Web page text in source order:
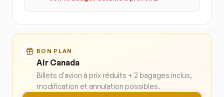
BON PLAN
Air Canada
Billets d'avion à prix réduits + 2 bagages inclus,
modification et annulation possibles.